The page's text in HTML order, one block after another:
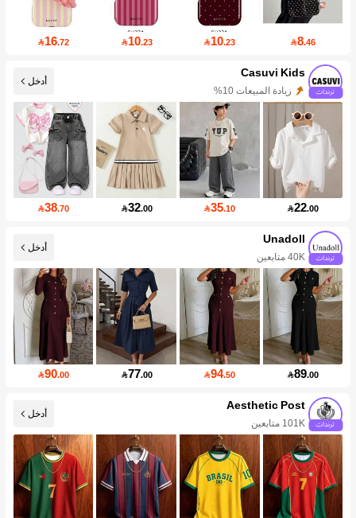
8.46
10.23
10.23
16.72
Casuvi Kids
زيادة المبيعات 10%
أدخل
22.00
35.10
32.00
38.70
Unadoll
40K متابعين
أدخل
89.00
94.50
77.00
90.00
Aesthetic Post
101K متابعين
أدخل